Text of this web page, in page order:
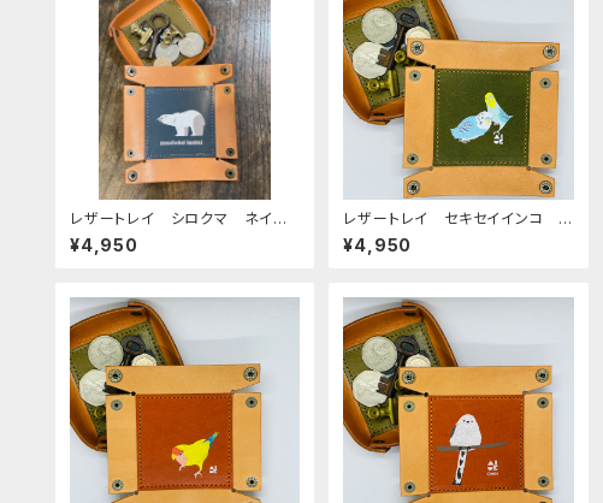
レザートレイ シロクマ ネイビ
ー 栃木レザー
¥4,950
レザートレイ セキセイインコ ノ
ーマルブルー & レインボー G
reen グリーン せきせいいん
¥4,950